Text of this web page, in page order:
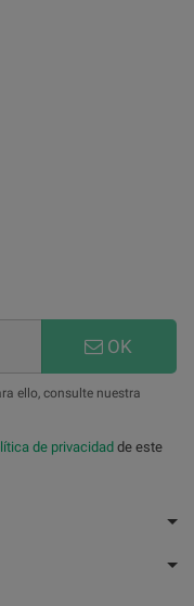
OK
ello, consulte nuestra
de privacidad de este